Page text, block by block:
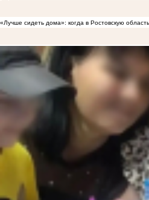
«Лучше сидеть дома»: когда в Ростовскую